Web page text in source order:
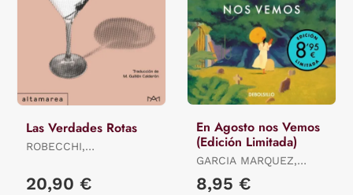
Las Verdades Rotas
ROBECCHI,
20,90 €
En Agosto nos Vemos
(Edición Limitada)
GARCIA MARQUEZ,
GABRIEL
8,95 €